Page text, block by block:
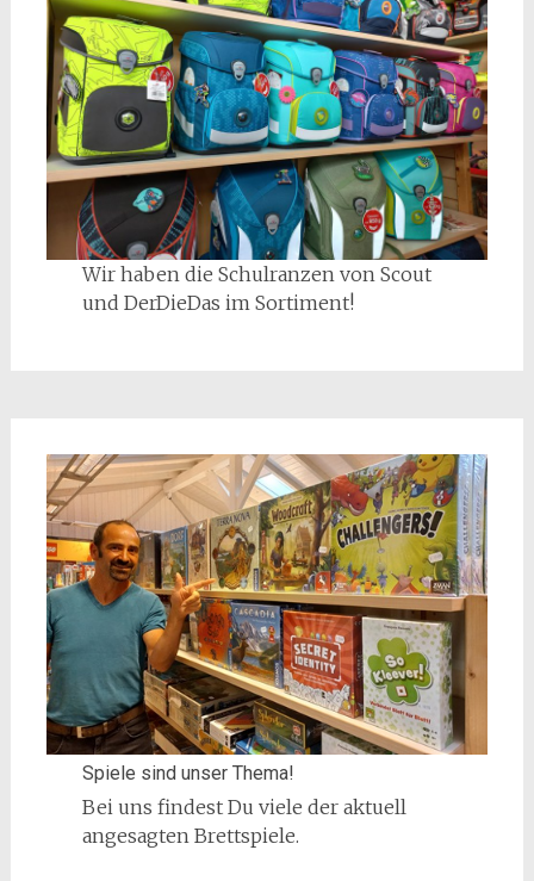
Wir haben die Schulranzen von Scout
und DerDieDas im Sortiment!
Spiele sind unser Thema!
Bei uns findest Du viele der aktuell
angesagten Brettspiele.